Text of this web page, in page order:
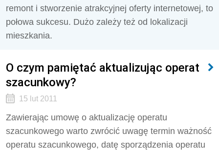
remont i stworzenie atrakcyjnej oferty internetowej, to
połowa sukcesu. Dużo zależy też od lokalizacji
mieszkania.
O czym pamiętać aktualizując operat
szacunkowy?
15 lut 2011
Zawierając umowę o aktualizację operatu
szacunkowego warto zwrócić uwagę termin ważność
operatu szacunkowego, datę sporządzenia operatu